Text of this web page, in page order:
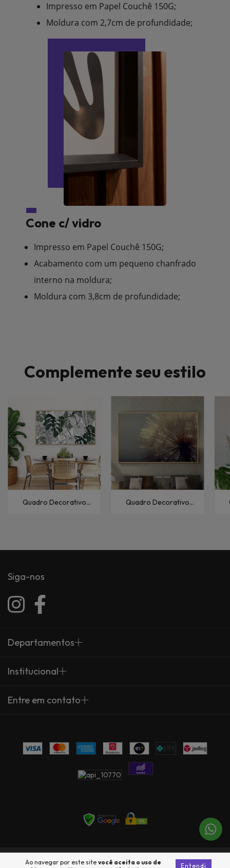
Ao navegar por este site você aceita o uso de
Entendi
Impresso em Papel Couchê 150G;
Moldura com 2,7cm de profundidade;
Cone c/ vidro
Impresso em Papel Couchê 150G;
Acabamento com um pequeno chanfrado
interno na moldura;
Moldura com 3,8cm de profundidade;
Complemente seu estilo
Quadro Decorativo
Quadro Decorativo
Siga-nos
Departamentos
Institucional
Entre em contato
Copyright Arte Própria - 23735360000137 - 2026. Todos os direitos